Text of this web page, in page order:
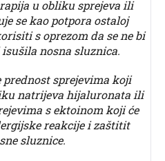
u obliku sprejeva ili
se kao potpora ostaloj
s oprezom da se ne bi
nosna sluznica.
prednost sprejevima koji
natrijeva hijaluronata ili
s ektoinom koji će
reakcije i zaštitit
sluznice.